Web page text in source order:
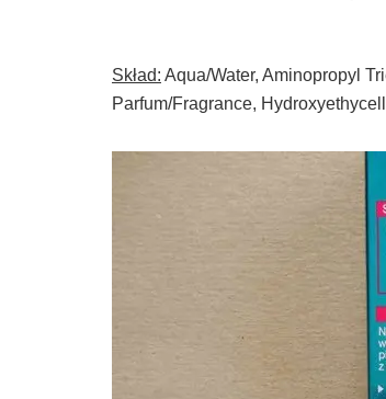
Skład: Aqua/Water, Aminopropyl
Parfum/Fragrance,